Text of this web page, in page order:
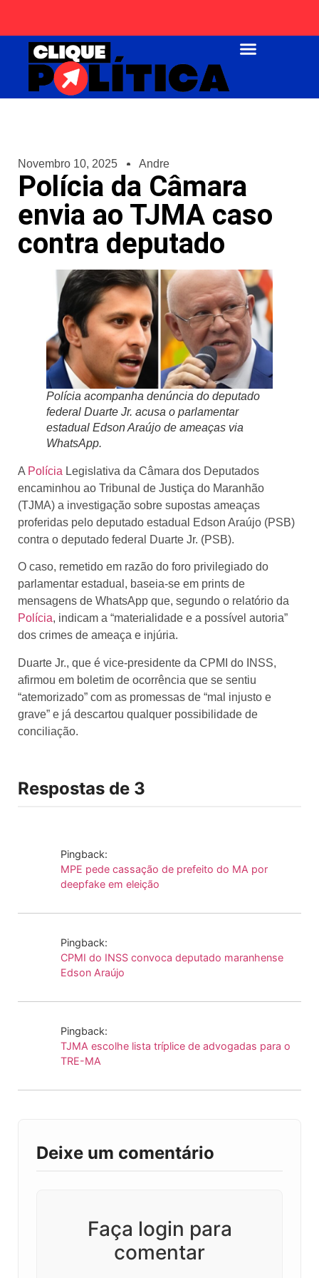
Novembro 10, 2025 Andre
Polícia da Câmara
envia ao TJMA caso
contra deputado
Polícia acompanha denúncia do deputado
federal Duarte Jr. acusa o parlamentar
estadual Edson Araújo de ameaças via
WhatsApp.
A Polícia Legislativa da Câmara dos Deputados
encaminhou ao Tribunal de Justiça do Maranhão
(TJMA) a investigação sobre supostas ameaças
proferidas pelo deputado estadual Edson Araújo (PSB)
contra o deputado federal Duarte Jr. (PSB).
O caso, remetido em razão do foro privilegiado do
parlamentar estadual, baseia-se em prints de
mensagens de WhatsApp que, segundo o relatório da
Polícia, indicam a “materialidade e a possível autoria”
dos crimes de ameaça e injúria.
Duarte Jr., que é vice-presidente da CPMI do INSS,
afirmou em boletim de ocorrência que se sentiu
“atemorizado” com as promessas de “mal injusto e
grave” e já descartou qualquer possibilidade de
conciliação.
Respostas de 3
Pingback:
MPE pede cassação de prefeito do MA por
deepfake em eleição
Pingback:
CPMI do INSS convoca deputado maranhense
Edson Araújo
Pingback:
TJMA escolhe lista tríplice de advogadas para o
TRE-MA
Deixe um comentário
Faça login para
comentar